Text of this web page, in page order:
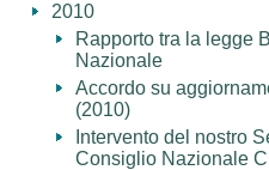
2010
Rapporto tra la legge
Nazionale
Accordo su
(2010)
Intervento del nostro
Consiglio Nazionale